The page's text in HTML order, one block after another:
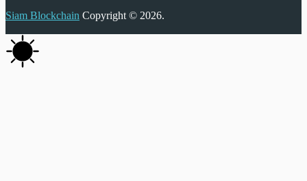
Siam Blockchain Copyright © 2026.